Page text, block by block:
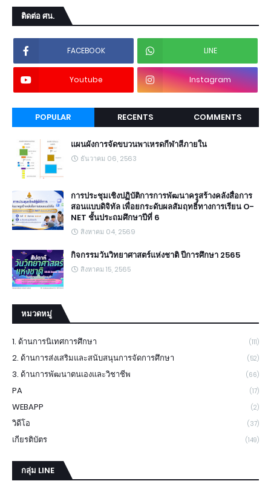
ติดต่อ ศน.
FACEBOOK LINE
Youtube Instagram
POPULAR RECENTS COMMENTS
แผนผังการจัดขบวนพาเหรดกีฬาสีภายใน
ธันวาคม 06, 2563
การประชุมเชิงปฏิบัติการการพัฒนาครูสร้างคลังสื่อการ
สอนแบบดิจิทัล เพื่อยกระดับผลสัมฤทธิ์ทางการเรียน O-
NET ชั้นประถมศึกษาปีที่ 6
สิงหาคม 04, 2569
กิจกรรมวันวิทยาศาสตร์แห่งชาติ ปีการศึกษา 2565
สิงหาคม 15, 2565
หมวดหมู่
1. ด้านการนิเทศการศึกษา (111)
2. ด้านการส่งเสริมและสนับสนุนการจัดการศึกษา (52)
3. ด้านการพัฒนาตนเองและวิชาชีพ (66)
PA (17)
WEBAPP (2)
วิดีโอ (37)
เกียรติบัตร (149)
กลุ่ม LINE